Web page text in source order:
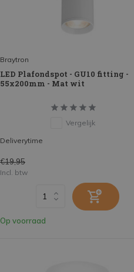
Braytron
LED Plafondspot - GU10 fitting -
55x200mm - Mat wit
Vergelijk
Deliverytime
€19,95
Incl. btw
Op voorraad